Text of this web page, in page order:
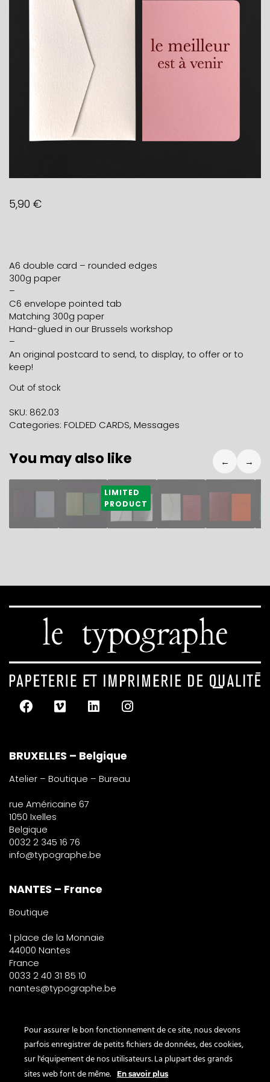
5,90 €
A6 double card – rounded edges
300g paper
–
C6 envelope pointed tab
Matching 300g paper
Hand-glued in our Brussels workshop
–
An original postcard to send, to display, to offer or to
keep!
Out of stock
SKU: 862.03
Categories: FOLDED CARDS, Messages
You may also like
5,90€ 5,90 5,90€
LIMITED
PRODUCT
5,90 5,90
← →
BRUXELLES – Belgique
Atelier – Boutique – Bureau
rue Américaine 67
1050 Ixelles
Belgique
0032 2 345 16 76
info@typographe.be
NANTES – France
Boutique
1 place de la Monnaie
44000 Nantes
France
0033 2 40 31 85 10
nantes@typographe.be
PARIS – France
Corner
le Bon Marché
Pour assurer le bon fonctionnement de ce site, nous devons
parfois enregistrer de petits fichiers de données, des cookies,
sur l'équipement de nos utilisateurs. La plupart des grands
sites web font de même.
En savoir plus